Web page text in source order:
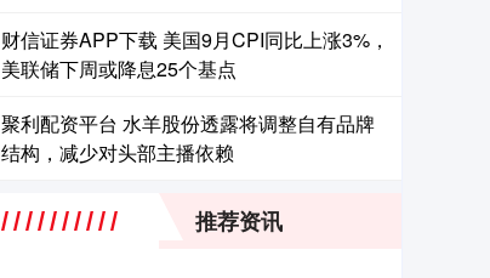
财信证券APP下载 美国9月CPI同比上涨3%，
美联储下周或降息25个基点
聚利配资平台 水羊股份透露将调整自有品牌
结构，减少对头部主播依赖
推荐资讯